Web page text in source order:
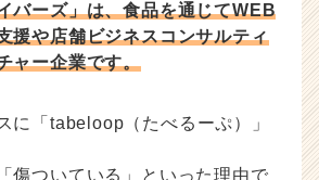
バーズ」は、食品を通じてWEB
援や店舗ビジネスコンサルティ
ャー企業です。
に「tabeloop（たべるーぷ）」
傷ついている」といった理由で